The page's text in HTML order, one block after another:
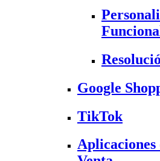
Google
TikTok
Aplicaciones